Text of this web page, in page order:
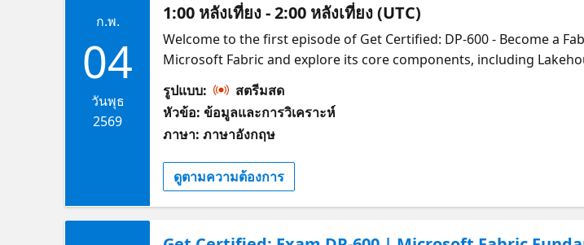
ก.พ.
04
วันพุธ
2569
1:00 หลังเที่ยง - 2:00 หลังเที่ยง (UTC)
Welcome to the first episode of Get Certified: DP-600 - Become a
Microsoft Fabric and explore its core components, including
Fabric. This session sets the stage for the series, covering how
For your convenience this session is available live in two time
Check out the alternate stream here.
รูปแบบ:
สตรีมสด
หัวข้อ: ข้อมูลและการวิเคราะห์
ภาษา: ภาษาอังกฤษ
ดูตามความต้องการ